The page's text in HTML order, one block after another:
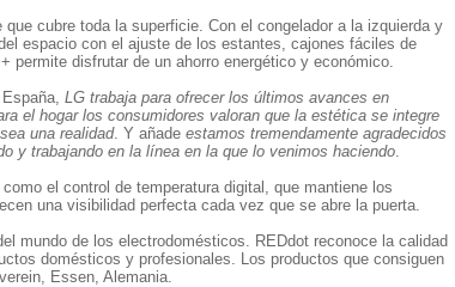
cubre toda la superficie. Con el congelador a la izquierda y
espacio con el ajuste de los estantes, cajones fáciles de
disfrutar de un ahorro energético y económico.
LG trabaja para ofrecer los últimos avances en
el hogar los consumidores valoran que la estética se integre
una realidad. Y añade estamos tremendamente agradecidos
y trabajando en la línea en la que lo venimos haciendo.
el control de temperatura digital, que mantiene los
una visibilidad perfecta cada vez que se abre la puerta.
mundo de los electrodomésticos. REDdot reconoce la calidad
domésticos y profesionales. Los productos que consiguen
Essen, Alemania.